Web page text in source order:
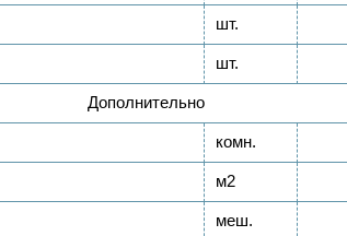
шт.
шт.
Дополнительно
комн.
м2
меш.